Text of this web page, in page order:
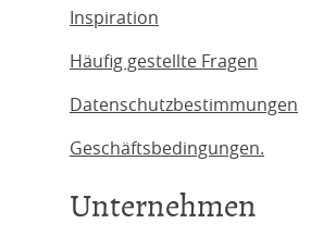
Inspiration
Häufig gestellte Fragen
Datenschutzbestimmungen
Geschäftsbedingungen.
Unternehmen